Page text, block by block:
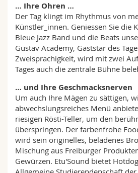
… Ihre Ohren …
Der Tag klingt im Rhythmus von
Künstler_innen. Geniessen Sie die
Bleue Jazz Band und die Beats
Gustav Academy, Gaststar des
Zweisprachigkeit, wird mit zwei
Tages auch die zentrale Bühne
… und Ihre Geschmacksnerven
Um auch Ihre Mägen zu sättigen,
abwechslungsreiches Menü
riesigen Rösti-Teller, um den
überspringen. Der farbenfrohe
wird sein originelles, beladenes
Mischung aus Freiburger
Gewürzen. Etu'Sound bietet